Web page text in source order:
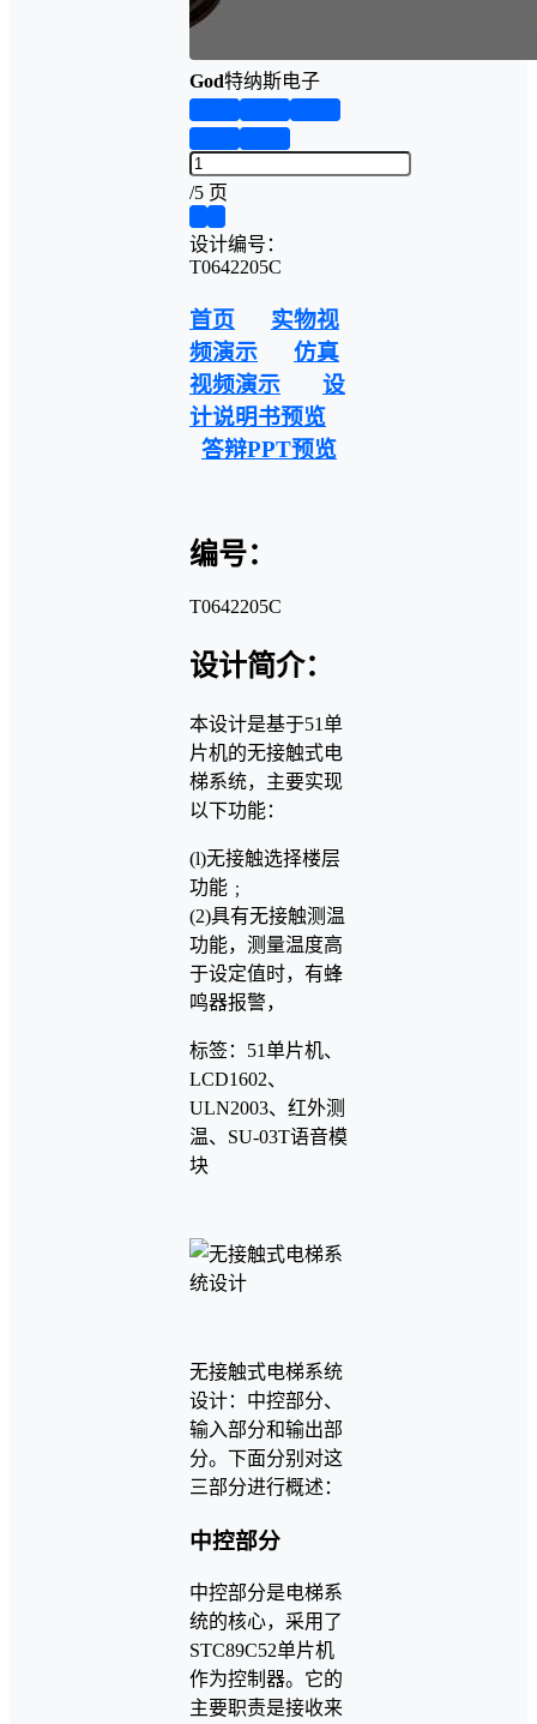
God特纳斯电子
/5 页
设计编号：
T0642205C
首页
实物视
频演示
仿真
视频演示
设
计说明书预览
答辩PPT预览
编号：
T0642205C
设计简介：
本设计是基于51单
片机的无接触式电
梯系统，主要实现
以下功能：
(l)无接触选择楼层
功能﹔
(2)具有无接触测温
功能，测量温度高
于设定值时，有蜂
鸣器报警，
标签：51单片机、
LCD1602、
ULN2003、红外测
温、SU-03T语音模
块
无接触式电梯系统
设计：中控部分、
输入部分和输出部
分。下面分别对这
三部分进行概述：
中控部分
中控部分是电梯系
统的核心，采用了
STC89C52单片机
作为控制器。它的
主要职责是接收来